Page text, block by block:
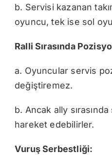
b. Servisi kazanan
oyuncu, tek ise sol
Ralli Sırasında
a. Oyuncular servis
değiştiremez.
b. Ancak ally
hareket edebilirler.
Vuruş Serbestliği: